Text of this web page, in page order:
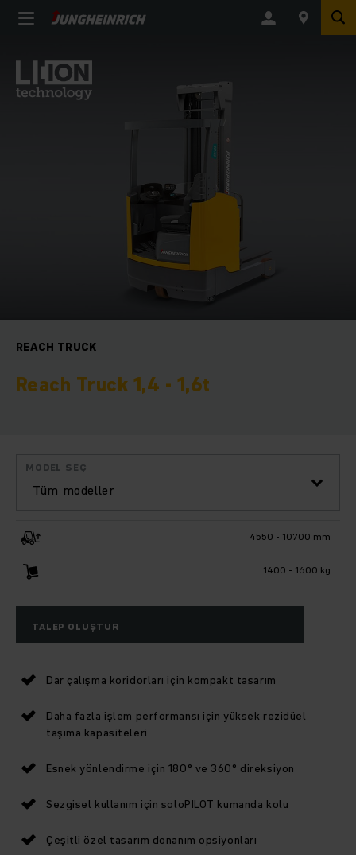
REACH TRUCK
Reach Truck 1,4 - 1,6t
Tüm modeller
MODEL SEÇ
4550 - 10700 mm
1400 - 1600 kg
TALEP OLUŞTUR
Dar çalışma koridorları için kompakt tasarım
Daha fazla işlem performansı için yüksek rezidüel
taşıma kapasiteleri
Esnek yönlendirme için 180° ve 360° direksiyon
Sezgisel kullanım için soloPILOT kumanda kolu
Çeşitli özel tasarım donanım opsiyonları